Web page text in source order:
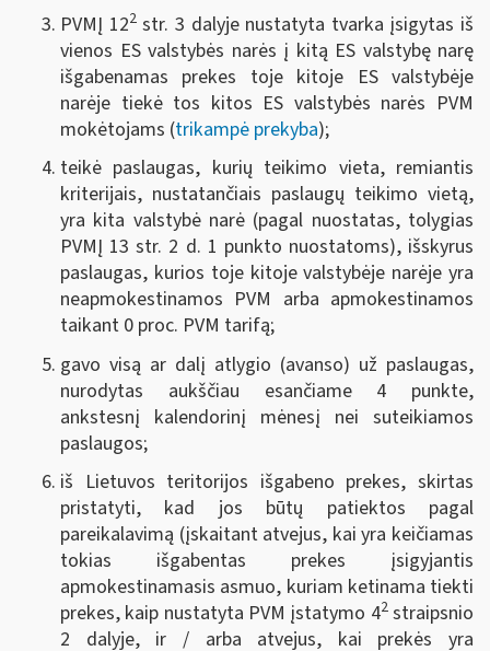
PVMĮ 122str. 3 dalyje nustatyta tvarka įsigytas iš
vienos ES valstybės narės į kitą ES valstybę narę
išgabenamas prekes toje kitoje ES valstybėje
narėje tiekė tos kitos ES valstybės narės PVM
mokėtojams (trikampė prekyba);
teikė paslaugas, kurių teikimo vieta, remiantis
kriterijais, nustatančiais paslaugų teikimo vietą,
yra kita valstybė narė (pagal nuostatas, tolygias
PVMĮ 13 str. 2 d. 1 punkto nuostatoms), išskyrus
paslaugas, kurios toje kitoje valstybėje narėje yra
neapmokestinamos PVM arba apmokestinamos
taikant 0 proc. PVM tarifą;
gavo visą ar dalį atlygio (avanso) už paslaugas,
nurodytas aukščiau esančiame 4 punkte,
ankstesnį kalendorinį mėnesį nei suteikiamos
paslaugos;
iš Lietuvos teritorijos išgabeno prekes, skirtas
pristatyti, kad jos būtų patiektos pagal
pareikalavimą (įskaitant atvejus, kai yra keičiamas
tokias išgabentas prekes įsigyjantis
apmokestinamasis asmuo, kuriam ketinama tiekti
prekes, kaip nustatyta PVM įstatymo 42straipsnio
2 dalyje, ir / arba atvejus, kai prekės yra